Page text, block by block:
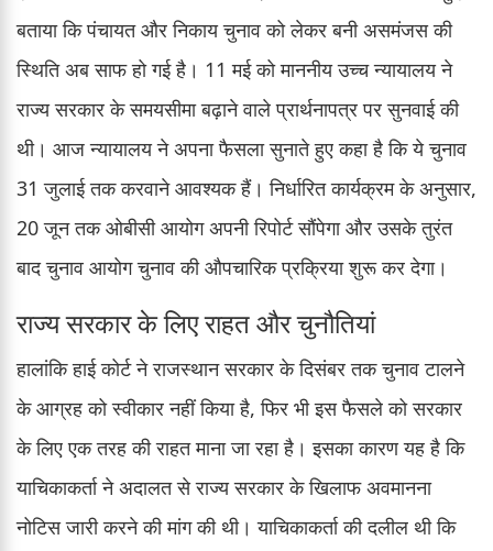
बताया कि पंचायत और निकाय चुनाव को लेकर बनी असमंजस की
स्थिति अब साफ हो गई है। 11 मई को माननीय उच्च न्यायालय ने
राज्य सरकार के समयसीमा बढ़ाने वाले प्रार्थनापत्र पर सुनवाई की
थी। आज न्यायालय ने अपना फैसला सुनाते हुए कहा है कि ये चुनाव
31 जुलाई तक करवाने आवश्यक हैं। निर्धारित कार्यक्रम के अनुसार,
20 जून तक ओबीसी आयोग अपनी रिपोर्ट सौंपेगा और उसके तुरंत
बाद चुनाव आयोग चुनाव की औपचारिक प्रक्रिया शुरू कर देगा।
राज्य सरकार के लिए राहत और चुनौतियां
हालांकि हाई कोर्ट ने राजस्थान सरकार के दिसंबर तक चुनाव टालने
के आग्रह को स्वीकार नहीं किया है, फिर भी इस फैसले को सरकार
के लिए एक तरह की राहत माना जा रहा है। इसका कारण यह है कि
याचिकाकर्ता ने अदालत से राज्य सरकार के खिलाफ अवमानना
नोटिस जारी करने की मांग की थी। याचिकाकर्ता की दलील थी कि